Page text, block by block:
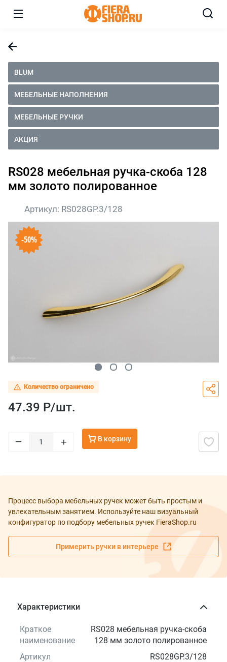
BLUM
МЕБЕЛЬНЫЕ НАПОЛНЕНИЯ
МЕБЕЛЬНЫЕ РУЧКИ
АКЦИЯ
RS028 мебельная ручка-скоба 128
мм золото полированное
Артикул: RS028GP.3/128
-50%
Количество ограничено
47.39 Р/шт.
– + В корзину
Процесс выбора мебельных ручек может быть простым и
увлекательным занятием. Используйте наш визуальный
конфигуратор по подбору мебельных ручек FieraShop.ru
Примерить ручки в интерьере
Характеристики
Краткое
наименование
RS028 мебельная ручка-скоба
128 мм золото полированное
Артикул
RS028GP.3/128